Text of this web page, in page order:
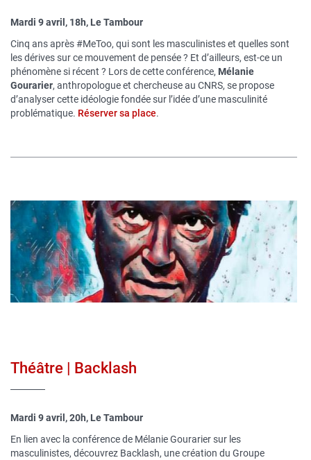
Mardi 9 avril, 18h, Le Tambour
Cinq ans après #MeToo, qui sont les masculinistes et quelles sont
les dérives sur ce mouvement de pensée ? Et d’ailleurs, est-ce un
phénomène si récent ? Lors de cette conférence, Mélanie
Gourarier, anthropologue et chercheuse au CNRS, se propose
d’analyser cette idéologie fondée sur l’idée d’une masculinité
problématique. Réserver sa place.
Image
publique
Théâtre | Backlash
Mardi 9 avril, 20h, Le Tambour
En lien avec la conférence de Mélanie Gourarier sur les
masculinistes, découvrez Backlash, une création du Groupe